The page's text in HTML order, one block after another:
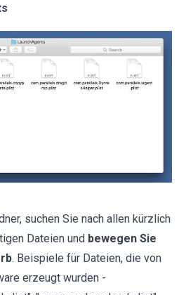
suchen Sie nach allen kürzlich
Dateien und bewegen Sie
. Beispiele für Dateien, die von
erzeugt wurden -